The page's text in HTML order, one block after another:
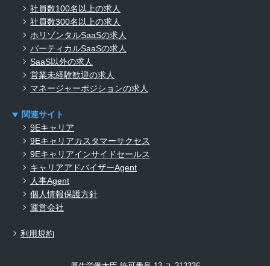
社員数100名以上の求人
社員数300名以上の求人
ホリゾンタルSaaSの求人
バーティカルSaaSの求人
SaaS以外の求人
営業未経験歓迎の求人
マネージャーポジションの求人
関連サイト
9Eキャリア
9Eキャリアカスタマーサクセス
9Eキャリアインサイドセールス
キャリアアドバイザーAgent
人事Agent
個人情報保護方針
運営会社
利用規約